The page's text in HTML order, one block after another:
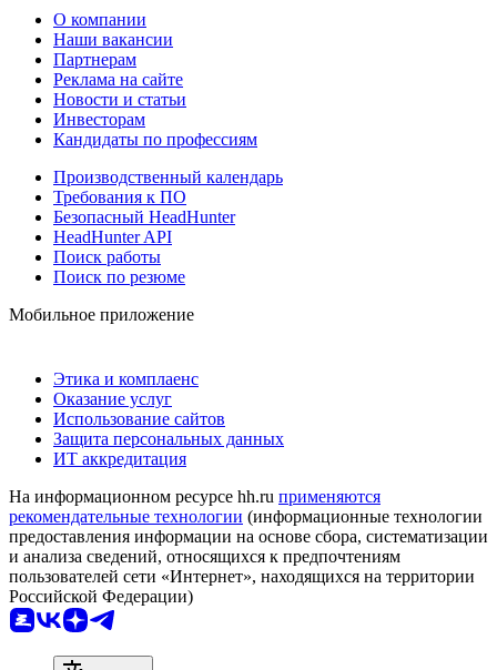
О компании
Наши вакансии
Партнерам
Реклама на сайте
Новости и статьи
Инвесторам
Кандидаты по профессиям
Производственный календарь
Требования к ПО
Безопасный HeadHunter
HeadHunter API
Поиск работы
Поиск по резюме
Мобильное приложение
Этика и комплаенс
Оказание услуг
Использование сайтов
Защита персональных данных
ИТ аккредитация
На информационном ресурсе hh.ru применяются
рекомендательные технологии (информационные технологии
предоставления информации на основе сбора, систематизации
и анализа сведений, относящихся к предпочтениям
пользователей сети «Интернет», находящихся на территории
Российской Федерации)